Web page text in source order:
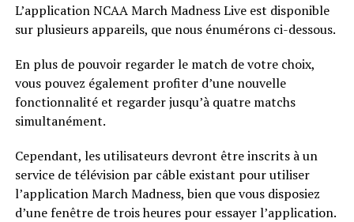
L’application NCAA March Madness Live est disponible
sur plusieurs appareils, que nous énumérons ci-dessous.
En plus de pouvoir regarder le match de votre choix,
vous pouvez également profiter d’une nouvelle
fonctionnalité et regarder jusqu’à quatre matchs
simultanément.
Cependant, les utilisateurs devront être inscrits à un
service de télévision par câble existant pour utiliser
l’application March Madness, bien que vous disposiez
d’une fenêtre de trois heures pour essayer l’application.